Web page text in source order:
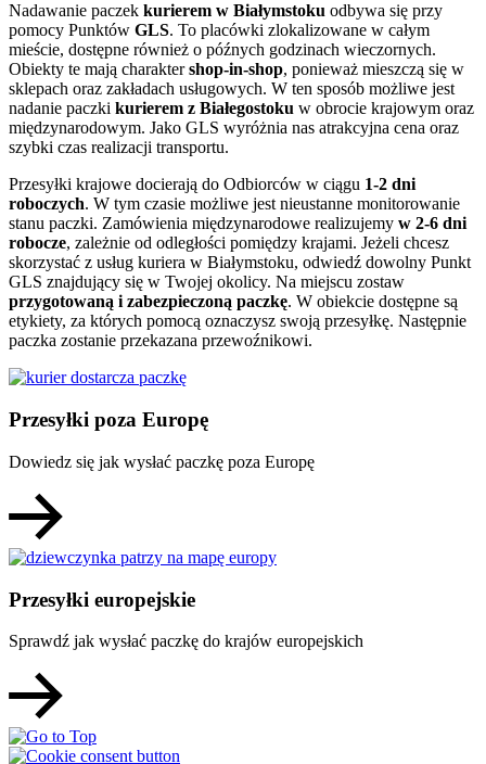
Nadawanie paczek kurierem w Białymstoku odbywa się przy
pomocy Punktów GLS. To placówki zlokalizowane w całym
mieście, dostępne również o późnych godzinach wieczornych.
Obiekty te mają charaktershop-in-shop, ponieważ mieszczą się w
sklepach oraz zakładach usługowych. W ten sposób możliwe jest
nadanie paczki kurierem z Białegostoku w obrocie krajowym oraz
międzynarodowym. Jako GLS wyróżnia nas atrakcyjna cena oraz
szybki czas realizacji transportu.
Przesyłki krajowe docierają do Odbiorców w ciągu 1-2 dni
roboczych. W tym czasie możliwe jest nieustanne monitorowanie
stanu paczki. Zamówienia międzynarodowe realizujemy w 2-6 dni
robocze, zależnie od odległości pomiędzy krajami. Jeżeli chcesz
skorzystać z usług kuriera w Białymstoku, odwiedź dowolny Punkt
GLS znajdujący się w Twojej okolicy. Na miejscu zostaw
przygotowaną i zabezpieczoną paczkę. W obiekcie dostępne są
etykiety, za których pomocą oznaczysz swoją przesyłkę. Następnie
paczka zostanie przekazana przewoźnikowi.
Przesyłki poza Europę
Dowiedz się jak wysłać paczkę poza Europę
Przesyłki europejskie
Sprawdź jak wysłać paczkę do krajów europejskich